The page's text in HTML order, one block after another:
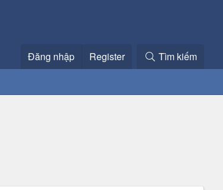
Đăng nhập Register Tìm kiếm